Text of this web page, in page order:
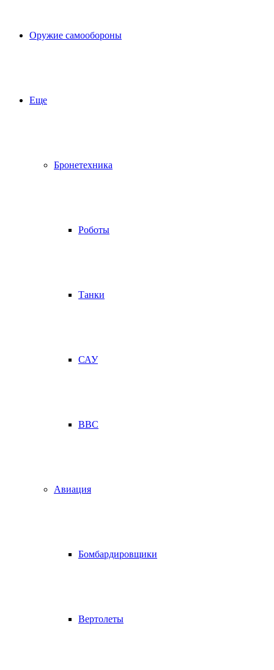
Оружие самообороны
Еще
Бронетехника
Роботы
Танки
САУ
ВВС
Авиация
Бомбардировщики
Вертолеты